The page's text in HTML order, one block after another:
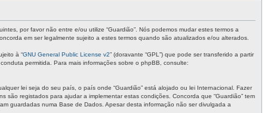
por favor não entre e/ou utilize “Guardião”. Nós podemos mudar estes termos a
em ser legalmente sujeito a estes termos quando são atualizados e/ou alterados.
à “GNU General Public License v2” (doravante “GPL”) que pode ser transferido a partir
permitida. Para mais informações sobre o phpBB, consulte:
lei seja do seu país, o país onde “Guardião” está alojado ou lei Internacional. Fazer
registados para ajudar a implementar estas condições. Concorda que “Guardião” tem
guardadas numa Base de Dados. Apesar desta informação não ser divulgada a